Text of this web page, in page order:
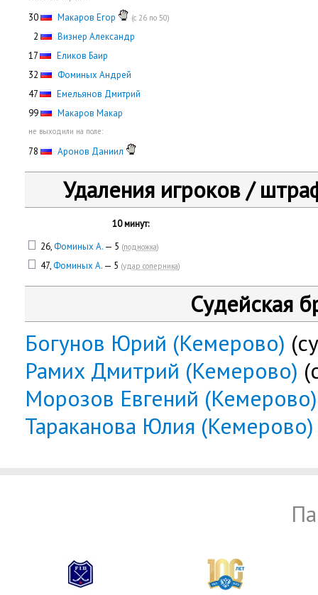
30 Макаров Егор (с 26 по 50)
2
Визнер Александр
17
Еликов Баир
32
Фоминых Андрей
47
Емельянов Дмитрий
99
Макаров Макар
не выходили на поле:
78 Аронов Даниил
Удаления игроков /
10 минут:
26,Фоминых А. — 5 (подножка)
47,Фоминых А. — 5 (удар соперника)
Судейская
Богунов Юрий (Кемерово)
Рамих Дмитрий (Кемерово)
Морозов Евгений (Кемерово)
Тараканова Юлия (Кемерово)